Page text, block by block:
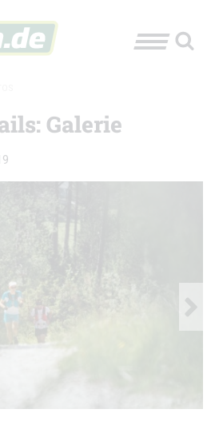
Galerie